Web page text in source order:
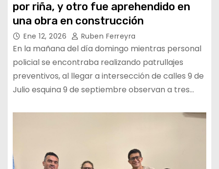
por riña, y otro fue aprehendido en
una obra en construcción
Ene 12, 2026 Ruben Ferreyra
En la mañana del día domingo mientras personal
policial se encontraba realizando patrullajes
preventivos, al llegar a intersección de calles 9 de
Julio esquina 9 de septiembre observan a tres…